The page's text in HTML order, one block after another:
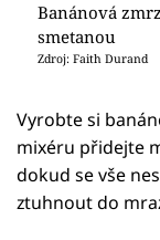
Banánová
smetanou
Zdroj: Faith Durand
Vyrobte si
mixéru přidejte
dokud se vše
ztuhnout do